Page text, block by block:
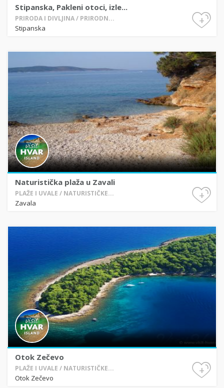
Stipanska, Pakleni otoci, izle...
PRIRODA I DIVLJINA / PRIRODN...
Stipanska
+
Naturistička plaža u Zavali
PLAŽE I UVALE / NATURISTIČKE...
Zavala
+
Otok Zečevo
PLAŽE I UVALE / NATURISTIČKE...
Otok Zečevo
+